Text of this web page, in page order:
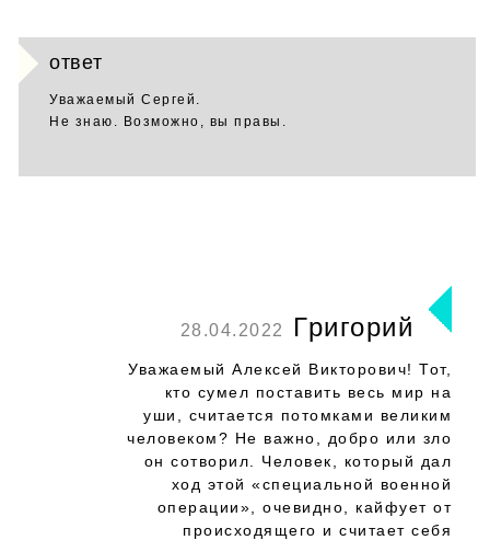
ответ
Уважаемый Сергей.
Не знаю. Возможно, вы правы.
28.04.2022 Григорий
Уважаемый Алексей Викторович! Тот,
кто сумел поставить весь мир на
уши, считается потомками великим
человеком? Не важно, добро или зло
он сотворил. Человек, который дал
ход этой «специальной военной
операции», очевидно, кайфует от
происходящего и считает себя